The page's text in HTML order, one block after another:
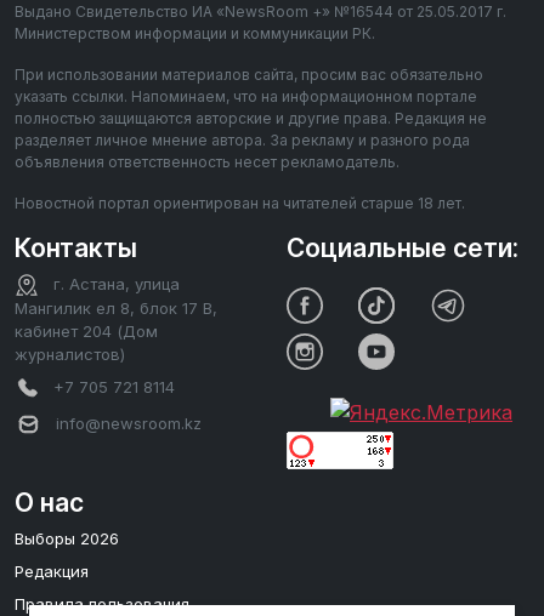
Выдано Свидетельство ИА «NewsRoom +» №16544 от 25.05.2017 г.
Министерством информации и коммуникации РК.
При использовании материалов сайта, просим вас обязательно
указать ссылки. Напоминаем, что на информационном портале
полностью защищаются авторские и другие права. Редакция не
разделяет личное мнение автора. За рекламу и разного рода
объявления ответственность несет рекламодатель.
Новостной портал ориентирован на читателей старше 18 лет.
Контакты
г. Астана, улица
Мангилик ел 8, блок 17 В,
кабинет 204 (Дом
журналистов)
+7 705 721 8114
info@newsroom.kz
О нас
Выборы 2026
Редакция
Правила пользования
Социальные сети: